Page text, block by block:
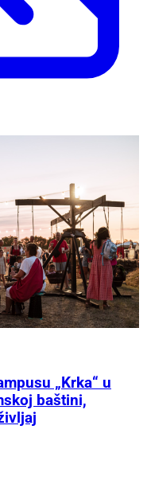
„Krka“ u
baštini,